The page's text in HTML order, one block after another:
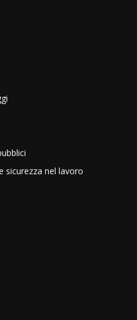
sicurezza nel lavoro